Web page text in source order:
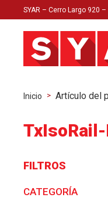
SYAR – Cerro Largo 920
Inicio > Artículo del
FILTROS
CATEGORÍA